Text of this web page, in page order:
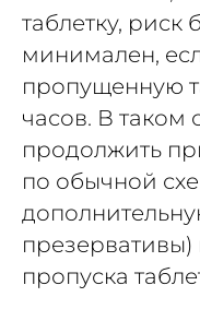
таблетку, риск
минимален,
пропущенную
часов. В таком
продолжить
по обычной
презервативы)
пропуска